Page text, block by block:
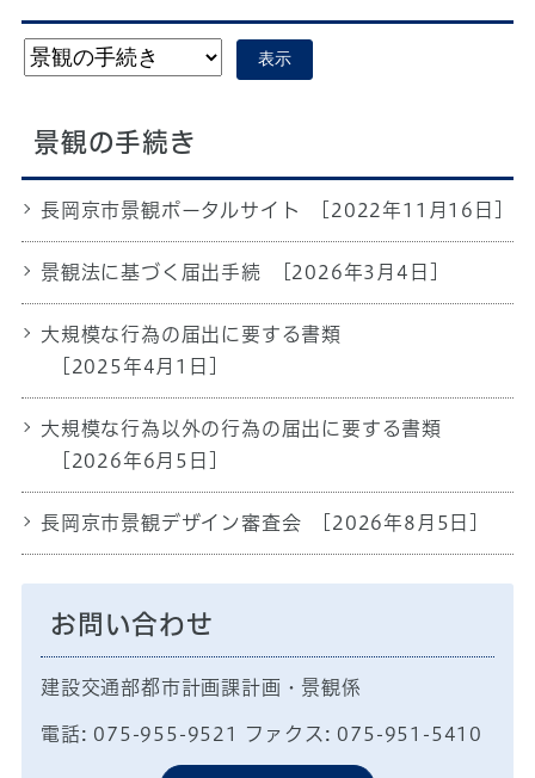
表示
景観の手続き
長岡京市景観ポータルサイト [2022年11月16日]
景観法に基づく届出手続 [2026年3月4日]
大規模な行為の届出に要する書類
[2025年4月1日]
大規模な行為以外の行為の届出に要する書類
[2026年6月5日]
長岡京市景観デザイン審査会 [2026年8月5日]
お問い合わせ
建設交通部都市計画課計画・景観係
電話: 075-955-9521 ファクス: 075-951-5410